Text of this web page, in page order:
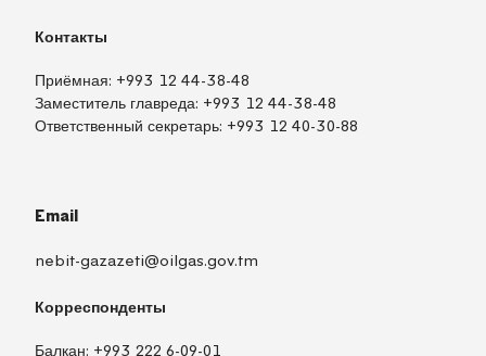
Контакты
Приёмная: +993 12 44-38-48
Заместитель главреда: +993 12 44-38-48
Ответственный секретарь: +993 12 40-30-88
Email
nebit-gazazeti@oilgas.gov.tm
Корреспонденты
Балкан: +993 222 6-09-01